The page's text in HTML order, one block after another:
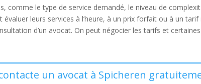
comme le type de service demandé, le niveau de
leurs services à l’heure, à un prix forfait ou à un
d’un avocat. On peut négocier les tarifs et
un avocat à Spicheren